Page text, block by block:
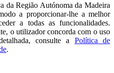
da Região Autónoma da Madeira
a proporcionar-lhe a melhor
a todas as funcionalidades.
o utilizador concorda com o uso
consulte a
Política de
.